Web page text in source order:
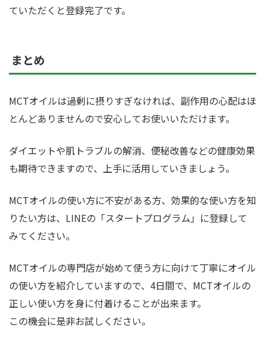
ていただくと登録完了です。
まとめ
MCTオイルは過剰に摂りすぎなければ、副作用の心配はほ
とんどありませんので安心してお使いいただけます。
ダイエットや肌トラブルの解消、便秘改善などの健康効果
も期待できますので、上手に活用していきましょう。
MCTオイルの使い方に不安がある方、効果的な使い方を知
りたい方は、LINEの「スタートプログラム」に登録して
みてください。
MCTオイルの専門店が始めて使う方に向けて丁寧にオイル
の使い方を紹介していますので、4日間で、MCTオイルの
正しい使い方を身に付着けることが出来ます。
この機会に是非お試しください。